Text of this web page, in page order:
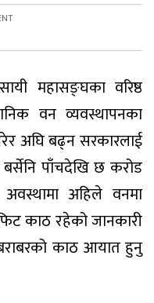
महासङ्घका वरिष्ठ
वन व्यवस्थापनका
अघि बढ्न सरकारलाई
पाँचदेखि छ करोड
अहिले वनमा
काठ रहेको जानकारी
काठ आयात हुनु